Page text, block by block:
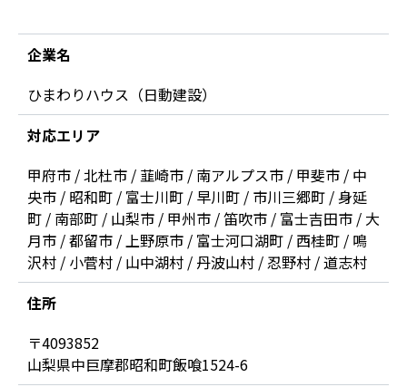
企業名
ひまわりハウス（日動建設）
対応エリア
甲府市 / 北杜市 / 韮崎市 / 南アルプス市 / 甲斐市 / 中
央市 / 昭和町 / 富士川町 / 早川町 / 市川三郷町 / 身延
町 / 南部町 / 山梨市 / 甲州市 / 笛吹市 / 富士吉田市 / 大
月市 / 都留市 / 上野原市 / 富士河口湖町 / 西桂町 / 鳴
沢村 / 小菅村 / 山中湖村 / 丹波山村 / 忍野村 / 道志村
住所
〒4093852
山梨県中巨摩郡昭和町飯喰1524-6